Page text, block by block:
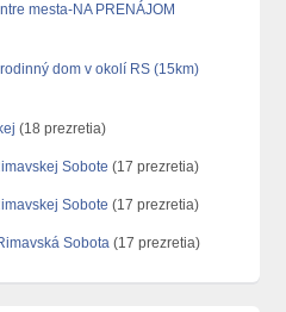
mesta-NA PRENÁJOM
dom v okolí RS (15km)
(18 prezretia)
Sobote (17 prezretia)
Sobote (17 prezretia)
Sobota (17 prezretia)